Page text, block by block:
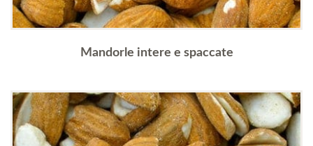
Mandorle intere e spaccate